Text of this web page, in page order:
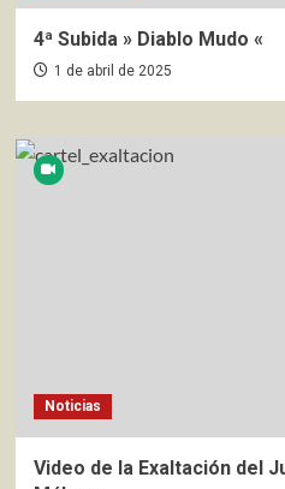
4ª Subida » Diablo Mudo «
1 de abril de 2025
Noticias
Video de la Exaltación del